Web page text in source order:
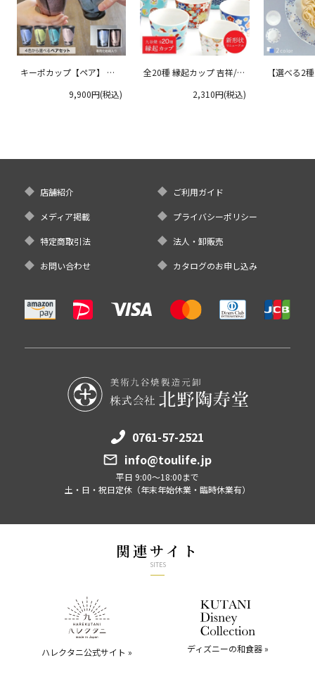
キーポカップ【ペア】 ラ
9,900円(税込)
全20種 縁起カップ 吉祥/青
2,310円(税込)
【選べる2
店舗紹介 ご利用ガイド
メディア掲載 プライバシーポリシー
特定商取引法 法人・卸販売
お問い合わせ カタログのお申し込み
0761-57-2521
info@toulife.jp
平日 9:00～18:00まで
土・日・祝日定休（年末年始休業・臨時休業有）
関連サイト
SITES
ハレクタニ公式サイト » ディズニーの和食器 »